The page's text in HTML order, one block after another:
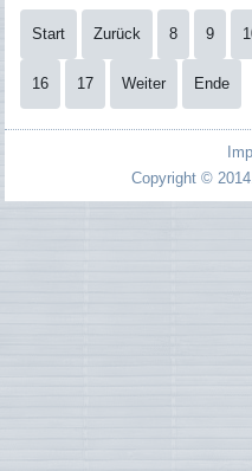
Start Zurück 8 9
16 17 Weiter Ende
Copyright ©